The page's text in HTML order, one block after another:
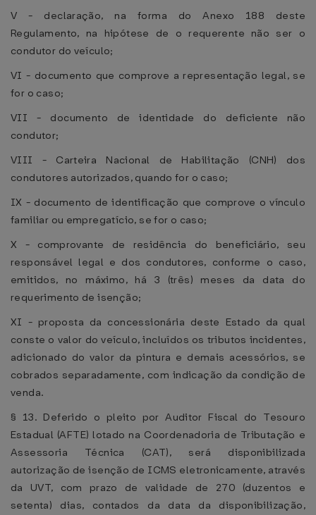
V - declaração, na forma do Anexo 188 deste
Regulamento, na hipótese de o requerente não ser o
condutor do veículo;
VI - documento que comprove a representação legal, se
for o caso;
VII - documento de identidade do deficiente não
condutor;
VIII - Carteira Nacional de Habilitação (CNH) dos
condutores autorizados, quando for o caso;
IX - documento de identificação que comprove o vínculo
familiar ou empregatício, se for o caso;
X - comprovante de residência do beneficiário, seu
responsável legal e dos condutores, conforme o caso,
emitidos, no máximo, há 3 (três) meses da data do
requerimento de isenção;
XI - proposta da concessionária deste Estado da qual
conste o valor do veículo, incluídos os tributos incidentes,
adicionado do valor da pintura e demais acessórios, se
cobrados separadamente, com indicação da condição de
venda.
§ 13. Deferido o pleito por Auditor Fiscal do Tesouro
Estadual (AFTE) lotado na Coordenadoria de Tributação e
Assessoria Técnica (CAT), será disponibilizada
autorização de isenção de ICMS eletronicamente, através
da UVT, com prazo de validade de 270 (duzentos e
setenta) dias, contados da data da disponibilização,